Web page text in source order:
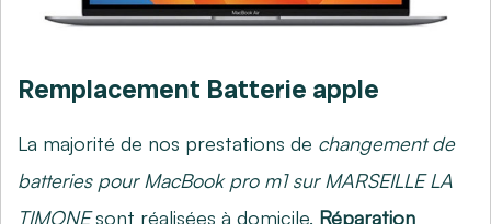
Remplacement Batterie apple
La majorité de nos prestations de changement de
batteries pour MacBook pro m1 sur MARSEILLE LA
TIMONEsont réalisées à domicile. Réparation